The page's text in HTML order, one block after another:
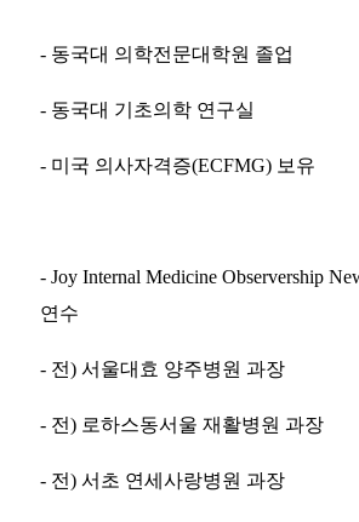
- 동국대 의학전문대학원 졸업
- 동국대 기초의학 연구실
- 미국 의사자격증(ECFMG) 보유
- Joy Internal Medicine Observership
연수
- 전) 서울대효 양주병원 과장
- 전) 로하스동서울 재활병원 과장
- 전) 서초 연세사랑병원 과장